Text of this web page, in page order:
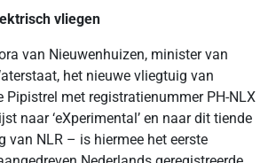
vliegen
van Nieuwenhuizen, minister van
het nieuwe vliegtuig van
Pipistrel met registratienummer PH-NLX
naar ‘eXperimental’ en naar dit tiende
van NLR – is hiermee het eerste